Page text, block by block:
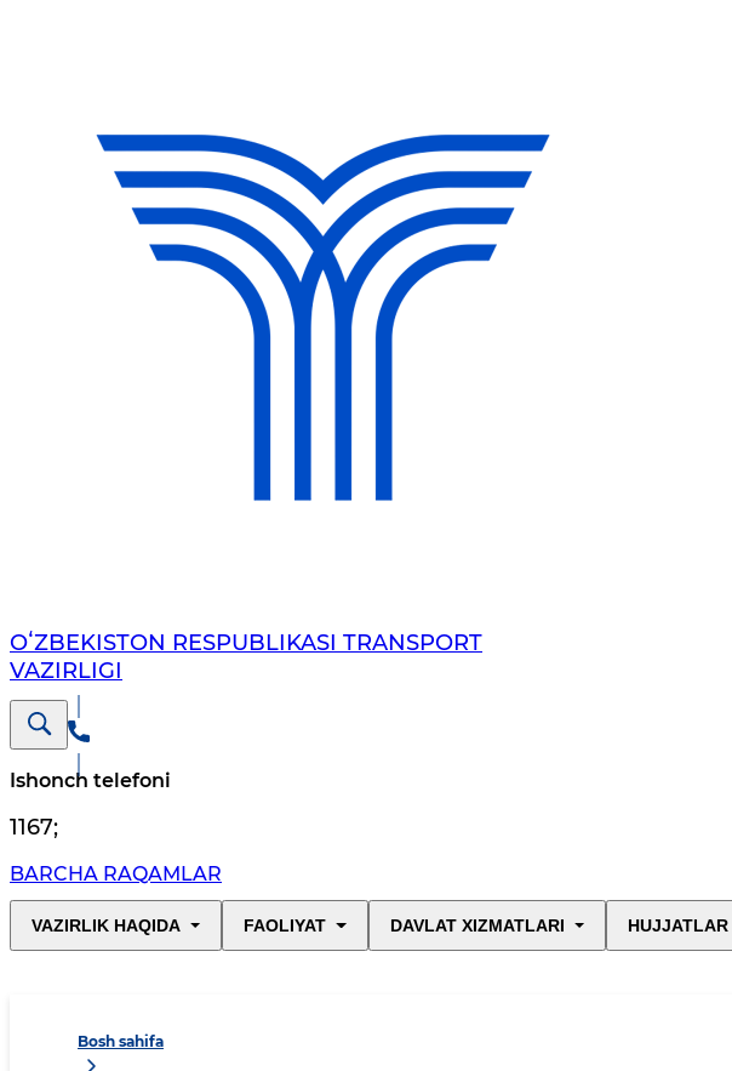
OʻZBEKISTON RESPUBLIKASI TRANSPORT
VAZIRLIGI
Ishonch telefoni
1167;
BARCHA RAQAMLAR
VAZIRLIK HAQIDA FAOLIYAT DAVLAT XIZMATLARI HUJJATLAR
Bosh sahifa